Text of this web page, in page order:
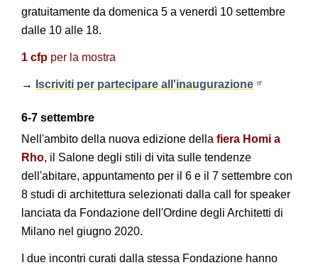
gratuitamente da domenica 5 a venerdì 10 settembre
dalle 10 alle 18.
1 cfp per la mostra
→ Iscriviti per partecipare all'inaugurazione
6-7 settembre
Nell'ambito della nuova edizione della fiera Homi a
Rho, il Salone degli stili di vita sulle tendenze
dell'abitare, appuntamento per il 6 e il 7 settembre con
8 studi di architettura selezionati dalla call for speaker
lanciata da Fondazione dell'Ordine degli Architetti di
Milano nel giugno 2020.
I due incontri curati dalla stessa Fondazione hanno